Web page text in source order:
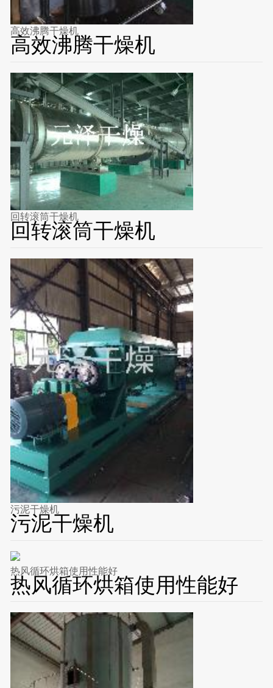
高效沸腾干燥机
高效沸腾干燥机
回转滚筒干燥机
回转滚筒干燥机
污泥干燥机
污泥干燥机
热风循环烘箱使用性能好
热风循环烘箱使用性能好